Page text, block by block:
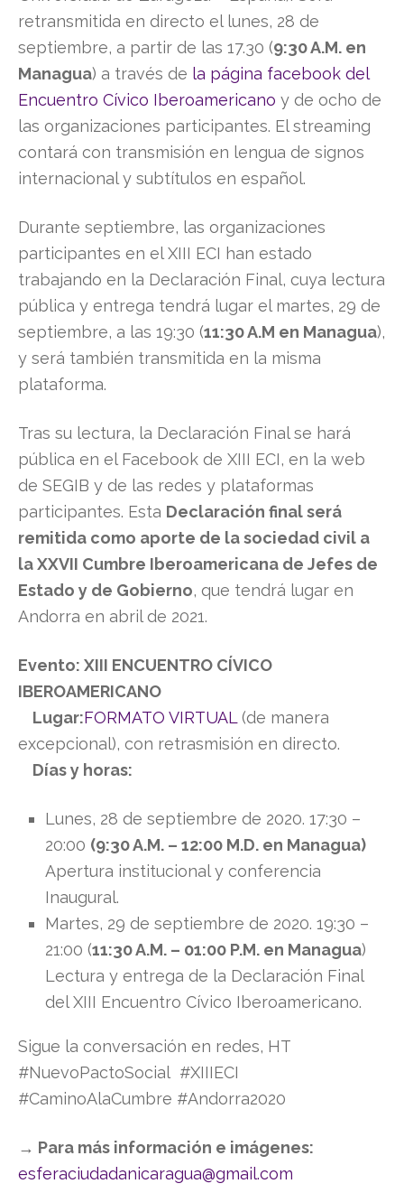
retransmitida en directo el lunes, 28 de
septiembre, a partir de las 17.30 (9:30 A.M. en
Managua) a través de la página facebook del
Encuentro Cívico Iberoamericano y de ocho de
las organizaciones participantes. El streaming
contará con transmisión en lengua de signos
internacional y subtítulos en español.
Durante septiembre, las organizaciones
participantes en el XIII ECI han estado
trabajando en la Declaración Final, cuya lectura
pública y entrega tendrá lugar el martes, 29 de
septiembre, a las 19:30 (11:30 A.M en Managua),
y será también transmitida en la misma
plataforma.
Tras su lectura, la Declaración Final se hará
pública en el Facebook de XIII ECI, en la web
de SEGIB y de las redes y plataformas
participantes. Esta Declaración final será
remitida como aporte de la sociedad civil a
la XXVII Cumbre Iberoamericana de Jefes de
Estado y de Gobierno, que tendrá lugar en
Andorra en abril de 2021.
Evento: XIII ENCUENTRO CÍVICO
IBEROAMERICANO
Lugar:FORMATO VIRTUAL (de manera
excepcional), con retrasmisión en directo.
Días y horas:
Lunes, 28 de septiembre de 2020. 17:30 –
20:00 (9:30 A.M. – 12:00 M.D. en Managua)
Apertura institucional y conferencia
Inaugural.
Martes, 29 de septiembre de 2020. 19:30 –
21:00 (11:30 A.M. – 01:00 P.M. en Managua)
Lectura y entrega de la Declaración Final
del XIII Encuentro Cívico Iberoamericano.
Sigue la conversación en redes, HT
#NuevoPactoSocial #XIIIECI
#CaminoAlaCumbre #Andorra2020
→ Para más información e imágenes:
esferaciudadanicaragua@gmail.com